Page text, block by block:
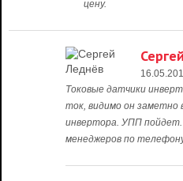
цену.
Токовые датчики
ток, видимо он
инвертора. УПП
менеджеров по